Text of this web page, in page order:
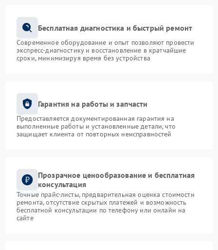
Бесплатная диагностика и быстрый ремонт
Современное оборудование и опыт позволяют провести
экспресс-диагностику и восстановление в кратчайшие
сроки, минимизируя время без устройства
Гарантия на работы и запчасти
Предоставляется документированная гарантия на
выполненные работы и установленные детали, что
защищает клиента от повторных неисправностей
Прозрачное ценообразование и бесплатная
консультация
Точные прайс-листы, предварительная оценка стоимости
ремонта, отсутствие скрытых платежей и возможность
бесплатной консультации по телефону или онлайн на
сайте